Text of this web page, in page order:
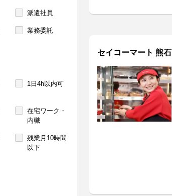
派遣社員
業務委託
1日4h以内可
在宅ワーク・
内職
残業月10時間
以下
セイコーマート 熊石